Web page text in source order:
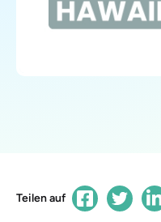
Teilen auf